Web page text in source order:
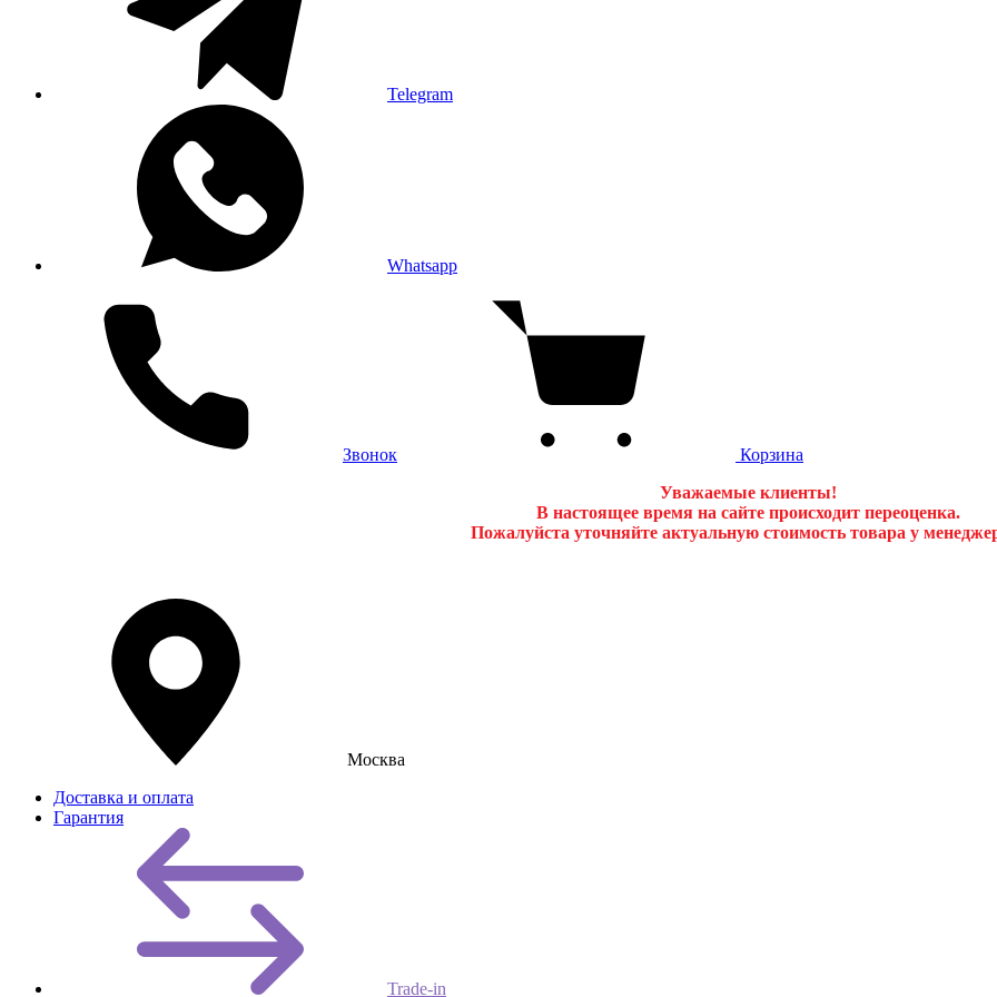
Telegram
Whatsapp
Звонок
Корзина
Уважаемые клиенты!
В настоящее время на сайте происходит переоценка.
Пожалуйста уточняйте актуальную стоимость товара у
Москва
Доставка и оплата
Гарантия
Trade-in